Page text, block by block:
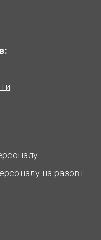
на разові